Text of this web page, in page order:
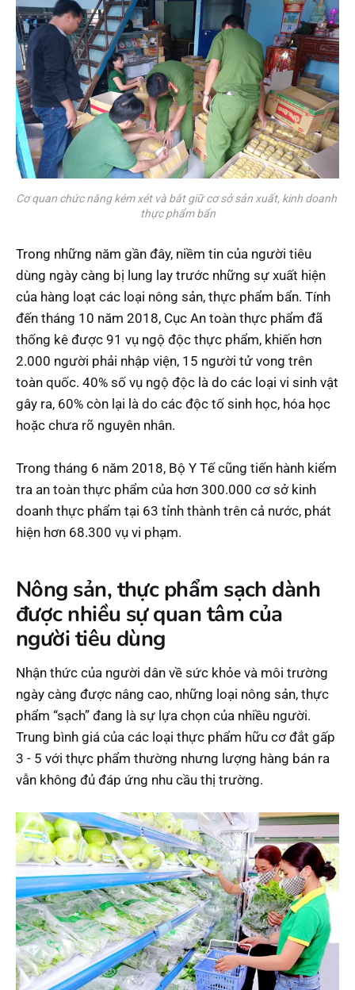
Cơ quan chức năng kém xét và bắt giữ cơ sở sản xuất, kinh doanh
thực phẩm bẩn
Trong những năm gần đây, niềm tin của người tiêu
dùng ngày càng bị lung lay trước những sự xuất hiện
của hàng loạt các loại nông sản, thực phẩm bẩn. Tính
đến tháng 10 năm 2018, Cục An toàn thực phẩm đã
thống kê được 91 vụ ngộ độc thực phẩm, khiến hơn
2.000 người phải nhập viện, 15 người tử vong trên
toàn quốc. 40% số vụ ngộ độc là do các loại vi sinh vật
gây ra, 60% còn lại là do các độc tố sinh học, hóa học
hoặc chưa rõ nguyên nhân.
Trong tháng 6 năm 2018, Bộ Y Tế cũng tiến hành kiểm
tra an toàn thực phẩm của hơn 300.000 cơ sở kinh
doanh thực phẩm tại 63 tỉnh thành trên cả nước, phát
hiện hơn 68.300 vụ vi phạm.
Nông sản, thực phẩm sạch dành
được nhiều sự quan tâm của
người tiêu dùng
Nhận thức của người dân về sức khỏe và môi trường
ngày càng được nâng cao, những loại nông sản, thực
phẩm “sạch” đang là sự lựa chọn của nhiều người.
Trung bình giá của các loại thực phẩm hữu cơ đắt gấp
3 - 5 với thực phẩm thường nhưng lượng hàng bán ra
vẫn không đủ đáp ứng nhu cầu thị trường.